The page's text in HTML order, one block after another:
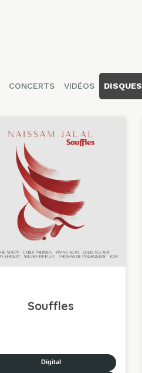
CONCERTS VIDÉOS DISQUES
Souffles
Digital